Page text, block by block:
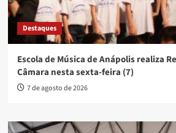
Destaques
Escola de Música de Anápolis realiza
Câmara nesta sexta-feira (7)
7 de agosto de 2026